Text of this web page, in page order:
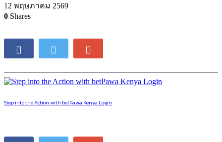
12 พฤษภาคม 2569
0 Shares
Step into the Action with betPawa Kenya Login